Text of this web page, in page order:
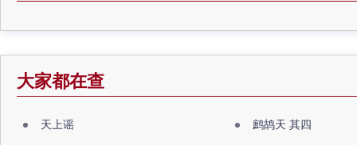
大家都在查
天上谣 鹧鸪天 其四